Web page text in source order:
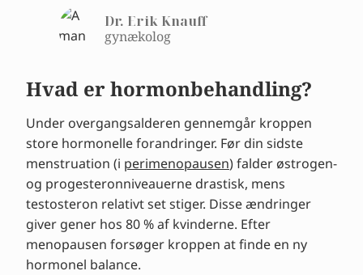
Dr. Erik Knauff
gynækolog
Hvad er hormonbehandling?
Under overgangsalderen gennemgår kroppen
store hormonelle forandringer. Før din sidste
menstruation (i perimenopausen) falder østrogen-
og progesteronniveauerne drastisk, mens
testosteron relativt set stiger. Disse ændringer
giver gener hos 80 % af kvinderne. Efter
menopausen forsøger kroppen at finde en ny
hormonel balance.